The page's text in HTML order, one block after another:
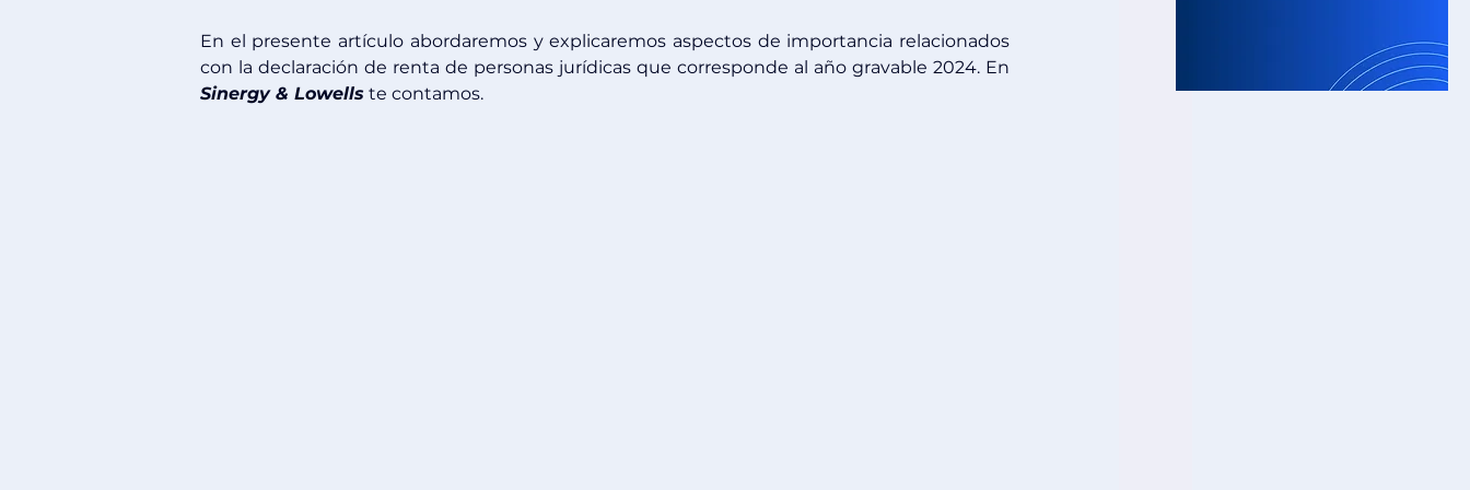
En el presente artículo abordaremos y explicaremos aspectos de importancia relacionados
Sinergy & Lowells te contamos.